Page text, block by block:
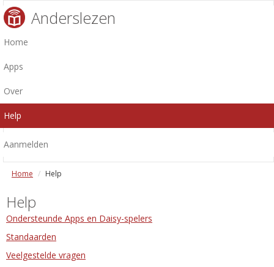
Anderslezen
Home
Apps
Over
Help
Aanmelden
Home Help
Help
Ondersteunde Apps en Daisy-spelers
Standaarden
Veelgestelde vragen